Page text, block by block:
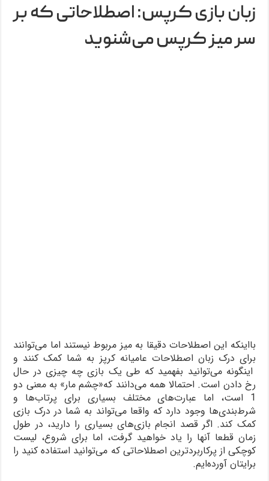
زبان بازی کرپس: اصطلاحاتی که بر
سر میز کرپس می‌شنوید
بااینکه این اصطلاحات دقیقا به میز مربوط نیستند اما می‌توانند
برای درک زبان اصطلاحات عامیانه کرپز به شما کمک کنند و
اینگونه می‌توانید بفهمید که طی یک بازی چه چیزی در حال
رخ دادن است. احتمالا همه می‌دانند که«چشم مار» به معنی دو
1 است، اما عبارت‌های مختلف بسیاری برای پرتاب‌ها و
شرط‌بندی‌ها وجود دارد که واقعا می‌تواند به شما در درک بازی
کمک کند. اگر قصد انجام بازی‌های بسیاری را دارید، در طول
زمان قطعا آنها را یاد خواهید گرفت، اما برای شروع، لیست
کوچکی از پرکاربردترین اصطلاحاتی که می‌توانید استفاده کنید را
برایتان آورده‌ایم.